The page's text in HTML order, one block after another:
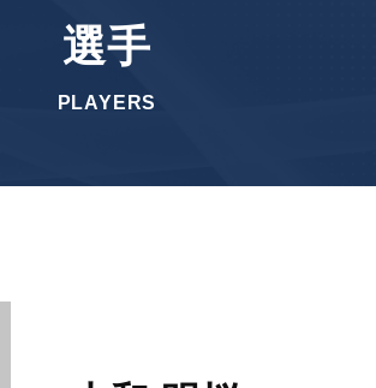
選手
PLAYERS